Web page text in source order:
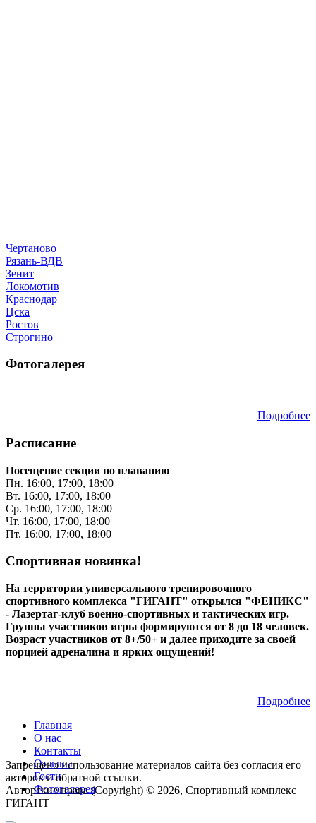
Чертаново
Рязань-ВДВ
Зенит
Локомотив
Краснодар
Цска
Ростов
Строгино
Фотогалерея
Подробнее
Расписание
Посещение секции по плаванию
Пн. 16:00, 17:00, 18:00
Вт. 16:00, 17:00, 18:00
Ср. 16:00, 17:00, 18:00
Чт. 16:00, 17:00, 18:00
Пт. 16:00, 17:00, 18:00
Спортивная новинка!
На территории универсального тренировочного
спортивного комплекса "ГИГАНТ" открылся "ФЕНИКС"
- Лазертаг-клуб военно-спортивных и тактических игр.
Группы участников игры формируются от 8 до 18 человек.
Возраст участников от 8+/50+ и далее приходите за своей
порцией адреналина и ярких ощущений!
Подробнее
Главная
О нас
Контакты
Отзывы
Гости
Фотогалерея
Запрещено использование материалов сайта без согласия его
авторов и обратной ссылки.
Авторские права (Copyright) © 2026, Спортивный комплекс
ГИГАНТ